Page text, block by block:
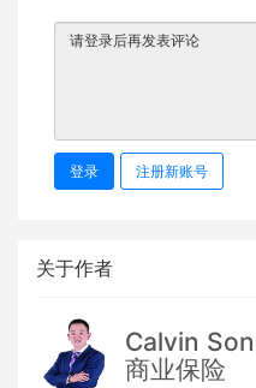
登录 注册新账号
关于作者
Calvin
商业保险